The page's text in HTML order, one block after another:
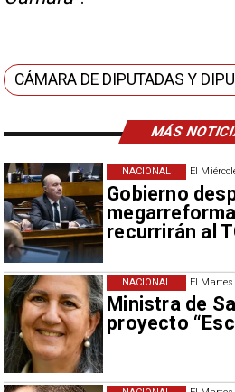
MÁS
El
Gobierno
recurrirán al
NACIONAL
El
Ministra de
proyecto
NACIONAL
CÁMARA DE DIPUTADAS Y